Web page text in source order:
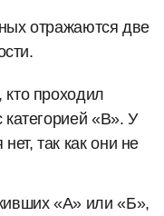
отражаются две
проходил
«В». У
так как они не
«А» или «Б»,